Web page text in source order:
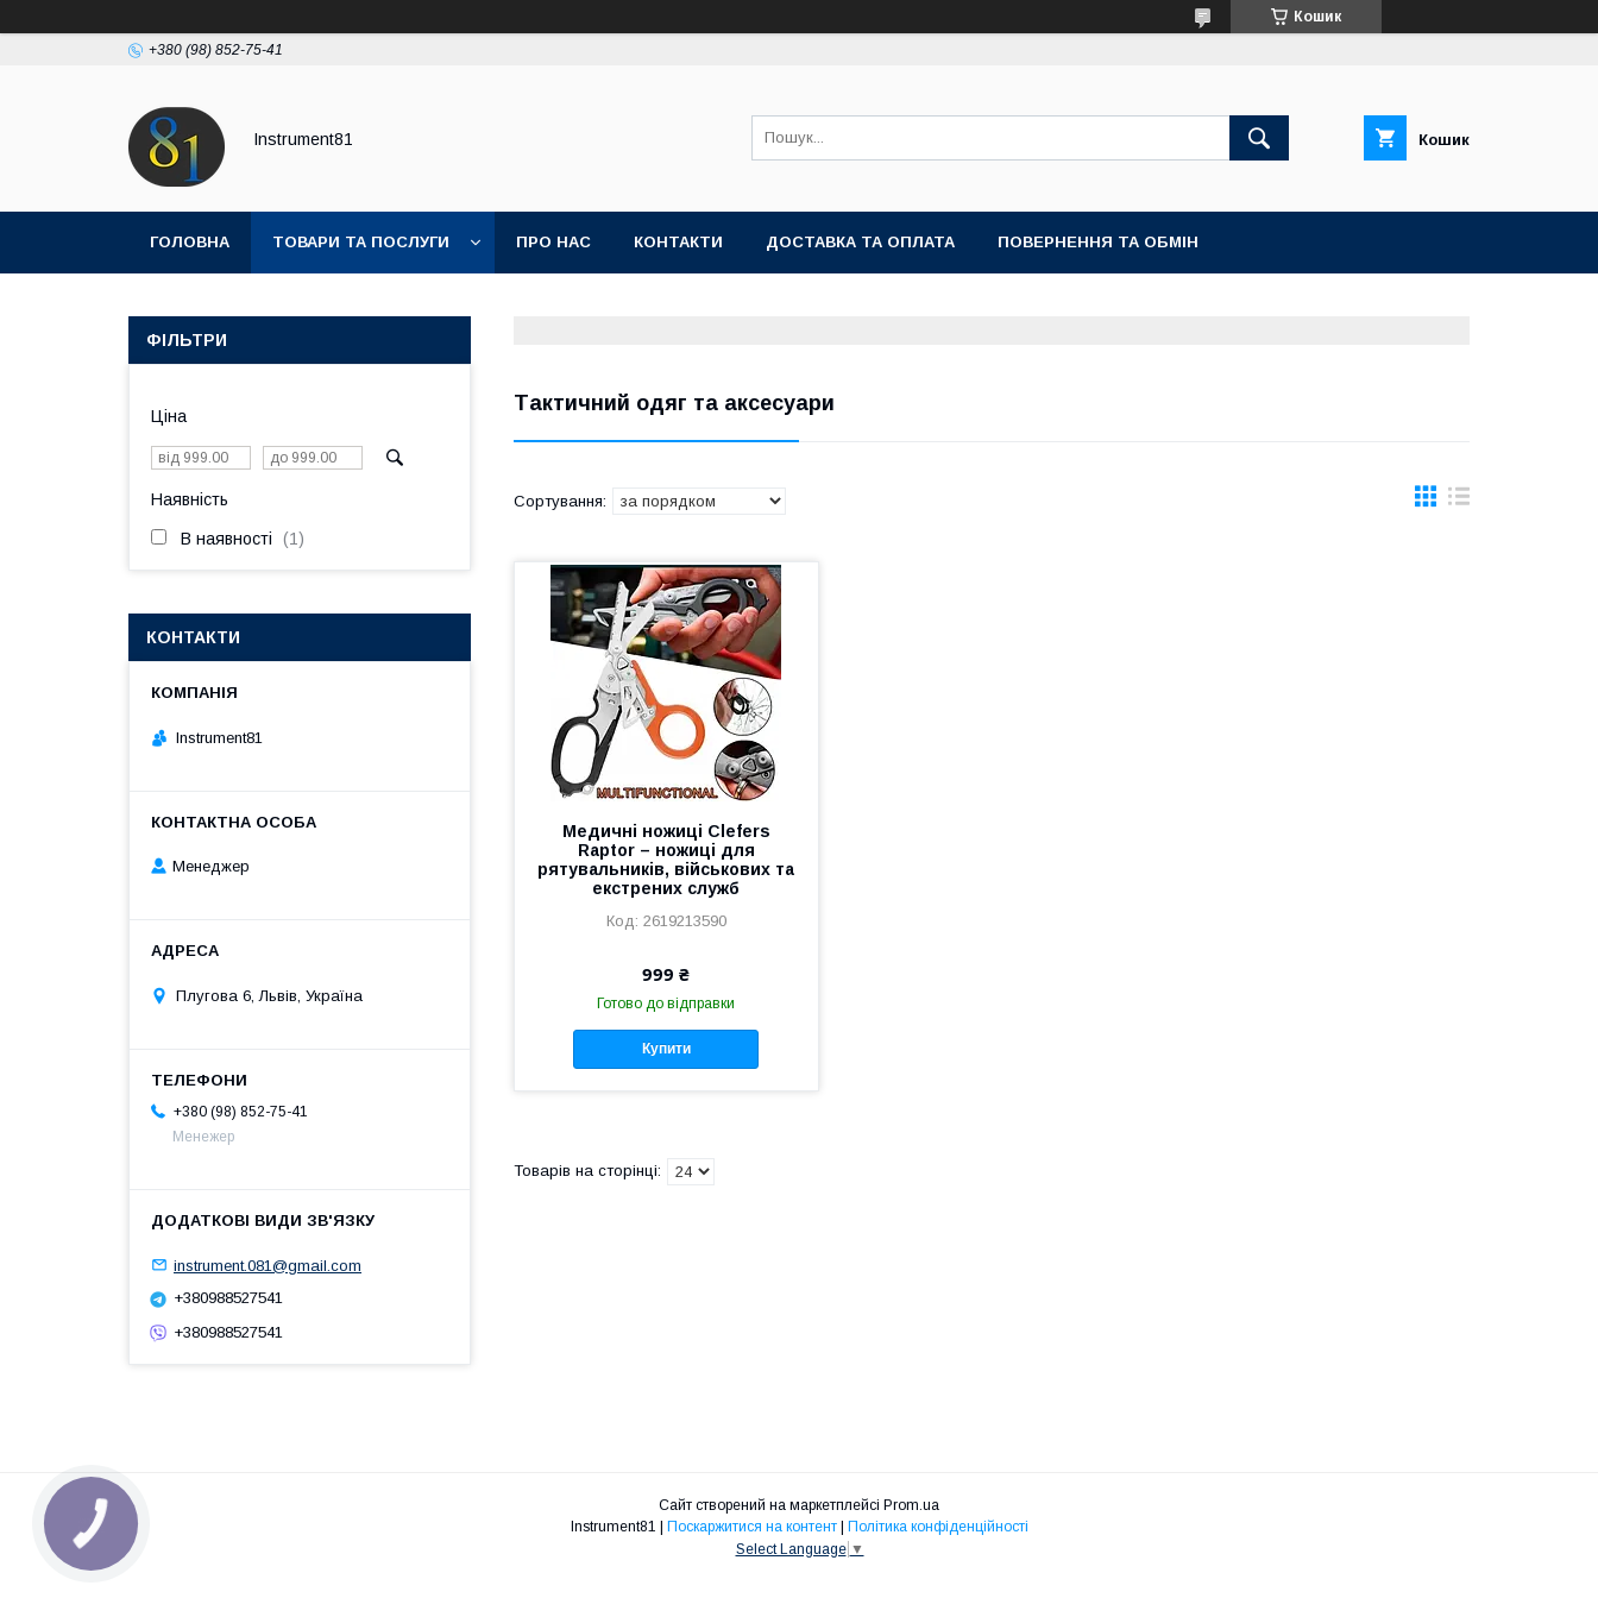
Кошик
+380 (98) 852-75-41
Instrument81 Кошик
ГОЛОВНА ТОВАРИ ТА ПОСЛУГИ ПРО НАС КОНТАКТИ ДОСТАВКА ТА ОПЛАТА ПОВЕРНЕННЯ ТА ОБМІН
Тактичний одяг та аксесуари
Медичні ножиці Clefers
Raptor – ножиці для
рятувальників, військових та
екстрених служб
2619213590
999 ₴
Готово до відправки
Купити
ФІЛЬТРИ
Ціна
Наявність
В наявності 1
КОНТАКТИ
Instrument81
Менеджер
Плугова 6, Львів, Україна
+380 (98) 852-75-41
Менежер
instrument.081@gmail.com
+380988527541
+380988527541
Сайт створений на маркетплейсі Prom.ua
Поскаржитися на контент
Політика конфіденційності
Select Language ▼
КНОПКА
ЗВ'ЯЗКУ